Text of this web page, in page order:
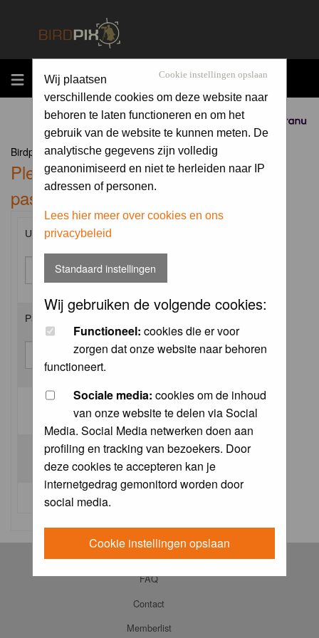
MENU
Sponsored by
Cookie instellingen opslaan
Wij plaatsen
verschillende cookies om deze website naar
behoren te laten functioneren en om het
gebruik van de website te kunnen meten. De
analytische gegevens zijn volledig
geanonimiseerd en niet te herleiden naar IP
adressen of personen.
Lees hier meer over cookies en ons
privacybeleid
Standaard instellingen
Wij gebruiken de volgende cookies:
Functioneel: cookies die er voor
zorgen dat onze website naar behoren
functioneert.
Sociale media: cookies om de inhoud
van onze website te delen via Social
Media. Social Media netwerken doen aan
profiling en tracking van bezoekers. Door
deze cookies te accepteren kan je
internetgedrag gemonitord worden door
social media.
Cookie instellingen opslaan
Birdpix.nl Forum Index
Please enter your username and
password to log in.
Username:
Password:
Log me on automatically each visit:
I forgot my password
FAQ
Contact
Memberlist